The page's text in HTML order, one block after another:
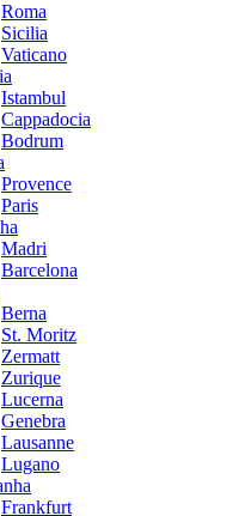
Roma
Sicilia
Vaticano
Istambul
Cappadocia
Bodrum
Provence
Paris
Madri
Barcelona
Berna
St. Moritz
Zermatt
Zurique
Lucerna
Genebra
Lausanne
Lugano
Frankfurt